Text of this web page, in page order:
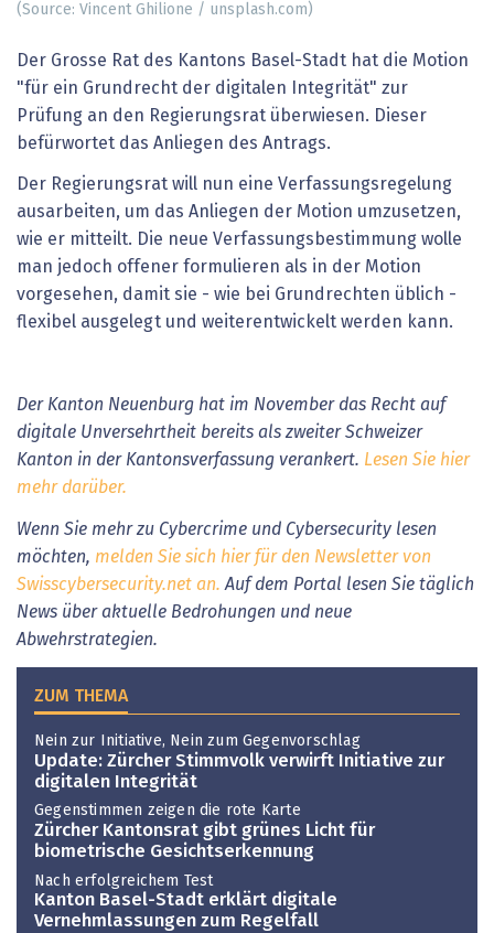
(Source: Vincent Ghilione / unsplash.com)
Der Grosse Rat des Kantons Basel-Stadt hat die Motion
"für ein Grundrecht der digitalen Integrität" zur
Prüfung an den Regierungsrat überwiesen. Dieser
befürwortet das Anliegen des Antrags.
Der Regierungsrat will nun eine Verfassungsregelung
ausarbeiten, um das Anliegen der Motion umzusetzen,
wie er mitteilt. Die neue Verfassungsbestimmung wolle
man jedoch offener formulieren als in der Motion
vorgesehen, damit sie - wie bei Grundrechten üblich -
flexibel ausgelegt und weiterentwickelt werden kann.
Der Kanton Neuenburg hat im November das Recht auf
digitale Unversehrtheit bereits als zweiter Schweizer
Kanton in der Kantonsverfassung verankert. Lesen Sie hier
mehr darüber.
Wenn Sie mehr zu Cybercrime und Cybersecurity lesen
möchten, melden Sie sich hier für den Newsletter von
Swisscybersecurity.net an. Auf dem Portal lesen Sie täglich
News über aktuelle Bedrohungen und neue
Abwehrstrategien.
ZUM THEMA
Nein zur Initiative, Nein zum Gegenvorschlag
Update: Zürcher Stimmvolk verwirft Initiative zur
digitalen Integrität
Gegenstimmen zeigen die rote Karte
Zürcher Kantonsrat gibt grünes Licht für
biometrische Gesichtserkennung
Nach erfolgreichem Test
Kanton Basel-Stadt erklärt digitale
Vernehmlassungen zum Regelfall